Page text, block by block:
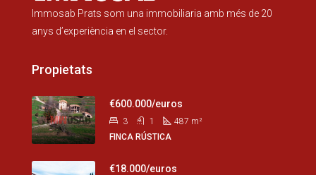
Immosab Prats som una immobiliaria amb més de 20
anys d’experiència en el sector.
Propietats
€600.000/euros
3 1 487 m²
FINCA RÚSTICA
€18.000/euros